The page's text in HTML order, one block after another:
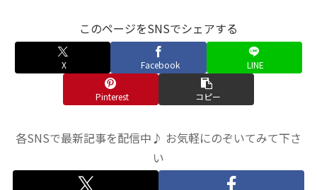
このページをSNSでシェアする
X Facebook LINE
Pinterest コピー
各SNSで最新記事を配信中♪ お気軽にのぞいてみて下さ
い